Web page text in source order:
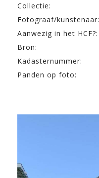
Collectie:
Fotograaf/kunstenaar:
Aanwezig in het HCF?:
Bron:
Kadasternummer:
Panden op foto: